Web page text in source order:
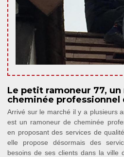
Le petit ramoneur 77,
cheminée professionnel
Arrivé sur le marché il y a plusieurs
est un ramoneur de cheminée
en proposant des services de
elle propose désormais des
besoins de ses clients dans la ville